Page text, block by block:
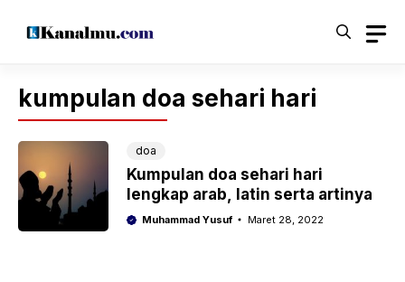
kumpulan doa sehari hari
doa
Kumpulan doa sehari hari
lengkap arab, latin serta artinya
Muhammad Yusuf Maret 28, 2022